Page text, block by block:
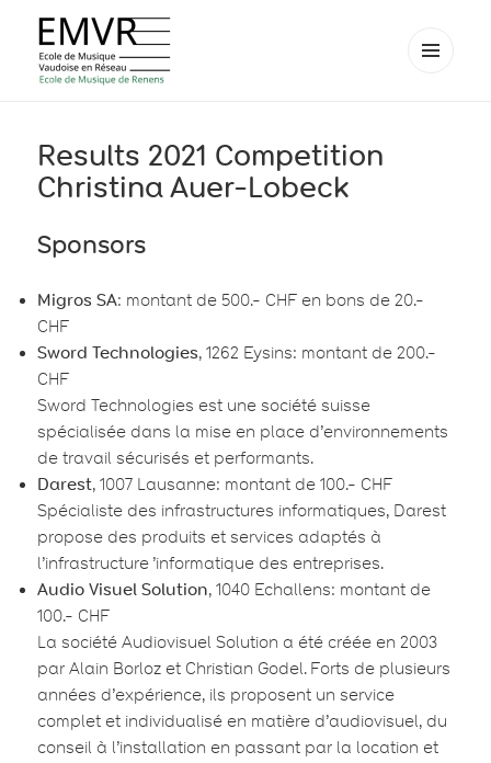
Renens
Results 2021 Competition
Christina Auer-Lobeck
Sponsors
Migros SA: montant de 500.- CHF en bons de 20.-
CHF
Sword Technologies, 1262 Eysins: montant de 200.-
CHF
Sword Technologies est une société suisse
spécialisée dans la mise en place d’environnements
de travail sécurisés et performants.
Darest, 1007 Lausanne: montant de 100.- CHF
Spécialiste des infrastructures informatiques, Darest
propose des produits et services adaptés à
l’infrastructure ’informatique des entreprises.
Audio Visuel Solution, 1040 Echallens: montant de
100.- CHF
La société Audiovisuel Solution a été créée en 2003
par Alain Borloz et Christian Godel. Forts de plusieurs
années d’expérience, ils proposent un service
complet et individualisé en matière d’audiovisuel, du
conseil à l’installation en passant par la location et